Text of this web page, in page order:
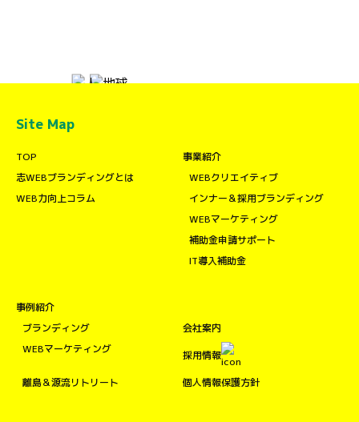
Site Map
TOP
志WEBブランディングとは
WEB力向上コラム
事業紹介
WEBクリエイティブ
インナー＆採用ブランディング
WEBマーケティング
補助金申請サポート
IT導入補助金
事例紹介
ブランディング
WEBマーケティング
離島＆源流リトリート
会社案内
採用情報
個人情報保護方針